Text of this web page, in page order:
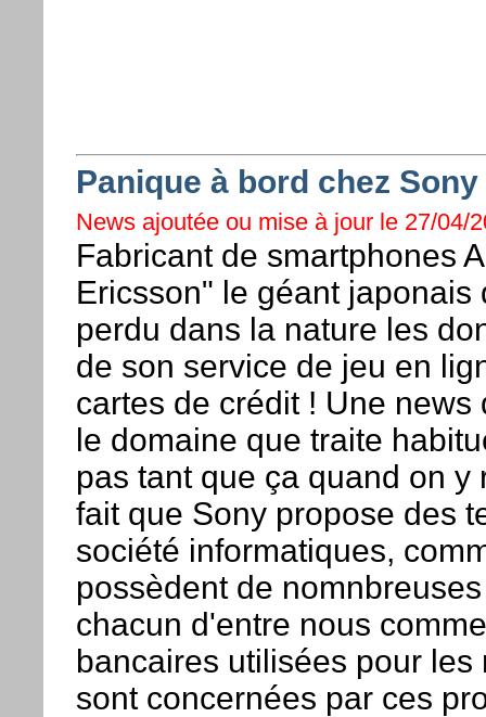
Panique à bord chez Sony
News ajoutée ou mise à jour le 27/04/
Fabricant de smartphones
Ericsson" le géant
perdu dans la nature les
de son service de jeu en
cartes de crédit ! Une
le domaine que traite
pas tant que ça quand on
fait que Sony propose des
société informatiques,
possèdent de
chacun d'entre nous
bancaires utilisées pour
sont concernées par ces